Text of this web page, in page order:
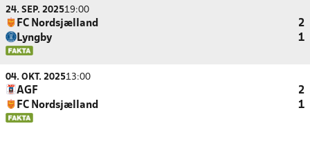
24. SEP. 202519:00
FC Nordsjælland
2
Lyngby
1
04. OKT. 202513:00
AGF
2
FC Nordsjælland
1